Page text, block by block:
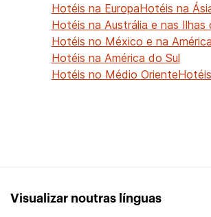
Hotéis na EuropaHotéis na
Hotéis na Austrália e nas
Hotéis no México e na
Hotéis na América do Sul
Hotéis no Médio Oriente
Visualizar noutras línguas